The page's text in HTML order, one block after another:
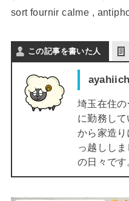
sort fournir calme ,
この記事を書いた人
埼玉在住
に勤務し
から家造
っ越しし
の日々です